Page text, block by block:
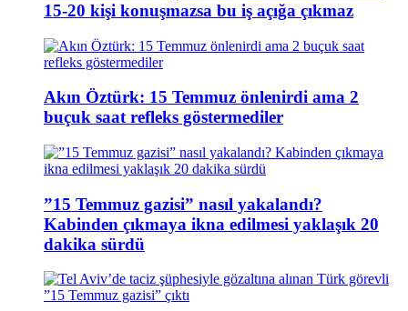
15-20 kişi konuşmazsa bu iş açığa çıkmaz
Akın Öztürk: 15 Temmuz önlenirdi ama 2
buçuk saat refleks göstermediler
”15 Temmuz gazisi” nasıl yakalandı?
Kabinden çıkmaya ikna edilmesi yaklaşık 20
dakika sürdü